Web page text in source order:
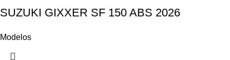
SUZUKI GIXXER SF 150 ABS 2026
Modelos